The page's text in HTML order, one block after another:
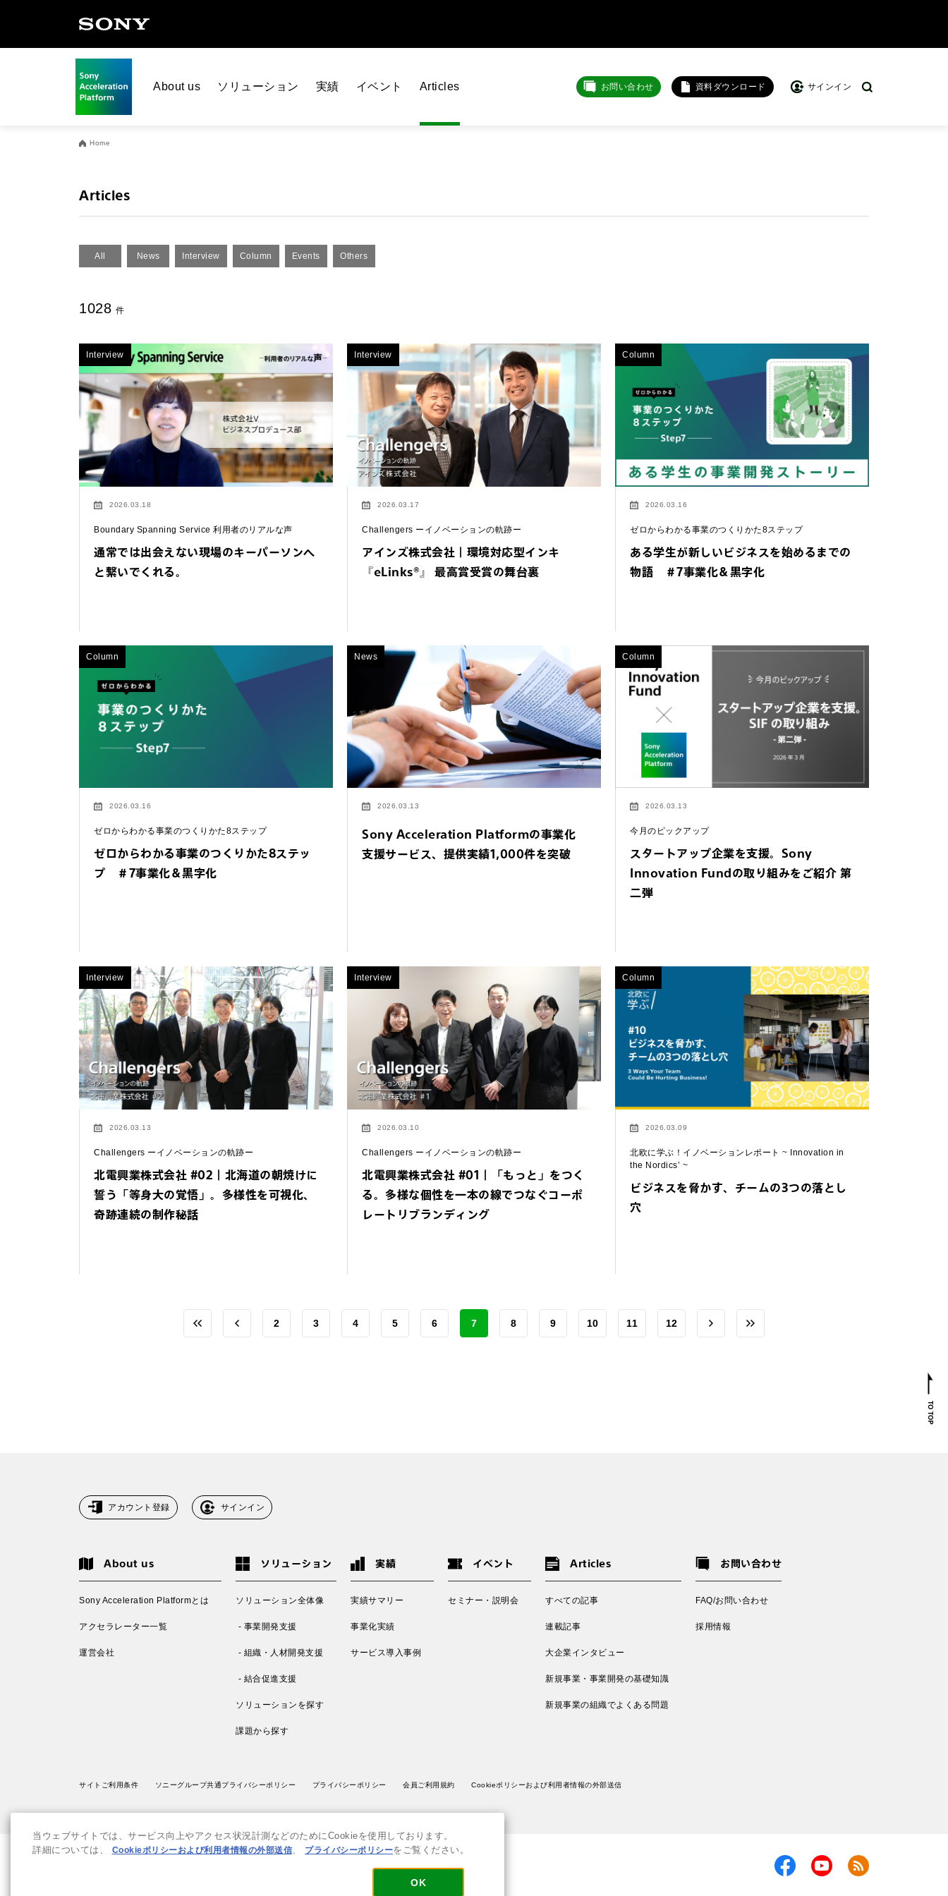
About us ソリューション 実績 イベント Articles お問い合わせ 資料ダウンロード サインイン
Home
Articles
All News Interview Column Events Others
1028 件
Interview
2026.03.18
Boundary Spanning Service 利用者のリアルな声
通常では出会えない現場のキーパーソンへ
と繋いでくれる。
Interview
2026.03.17
Challengers ーイノベーションの軌跡ー
アインズ株式会社｜環境対応型インキ
『eLinks®』 最高賞受賞の舞台裏
Column
2026.03.16
ゼロからわかる事業のつくりかた8ステップ
ある学生が新しいビジネスを始めるまでの
物語 ＃7事業化＆黒字化
Column
2026.03.16
ゼロからわかる事業のつくりかた8ステップ
ゼロからわかる事業のつくりかた8ステッ
プ ＃7事業化＆黒字化
News
2026.03.13
Sony Acceleration Platformの事業化
支援サービス、提供実績1,000件を突破
Column
2026.03.13
今月のピックアップ
スタートアップ企業を支援。Sony
Innovation Fundの取り組みをご紹介 第
二弾
Interview
2026.03.13
Challengers ーイノベーションの軌跡ー
北電興業株式会社 #02｜北海道の朝焼けに
誓う「等身大の覚悟」。多様性を可視化、
奇跡連続の制作秘話
Interview
2026.03.10
Challengers ーイノベーションの軌跡ー
北電興業株式会社 #01｜「もっと」をつく
る。多様な個性を一本の線でつなぐコーポ
レートリブランディング
Column
2026.03.09
北欧に学ぶ！イノベーションレポート ~ Innovation in
the Nordics’ ~
ビジネスを脅かす、チームの3つの落とし
穴
2 3 4 5 6 7 8 9 10 11 12
お問い合わせ
法人向けサービスに関するご相談・お問い合わせは以下のボタンからお願いします（外部サイトにジャンプしま
FAQ&個人お問い合わせは以下のボタンからお願いします。
FAQ & 個人お問い合わせ
アカウント登録 サインイン
About us
Sony Acceleration Platformとは
アクセラレーター一覧
運営会社
ソリューション
ソリューション全体像
- 事業開発支援
- 組織・人材開発支援
- 結合促進支援
ソリューションを探す
課題から探す
実績
実績サマリー
事業化実績
サービス導入事例
イベント
セミナー・説明会
Articles
すべての記事
連載記事
大企業インタビュー
新規事業・事業開発の基礎知識
新規事業の組織でよくある問題
お問い合わせ
FAQ/お問い合わせ
採用情報
サイトご利用条件 ソニーグループ共通プライバシーポリシー プライバシーポリシー 会員ご利用規約 Cookieポリシーおよび利用者情報の外部送信
当ウェブサイトでは、サービス向上やアクセス状況計測などのためにCookieを使用しております。
詳細については、 Cookieポリシーおよび利用者情報の外部送信、 プライバシーポリシーをご覧ください。
OK